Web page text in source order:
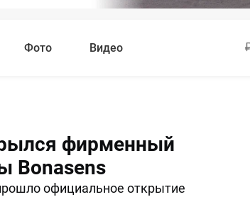
Фото Видео
фирменный
Bonasens
официальное открытие